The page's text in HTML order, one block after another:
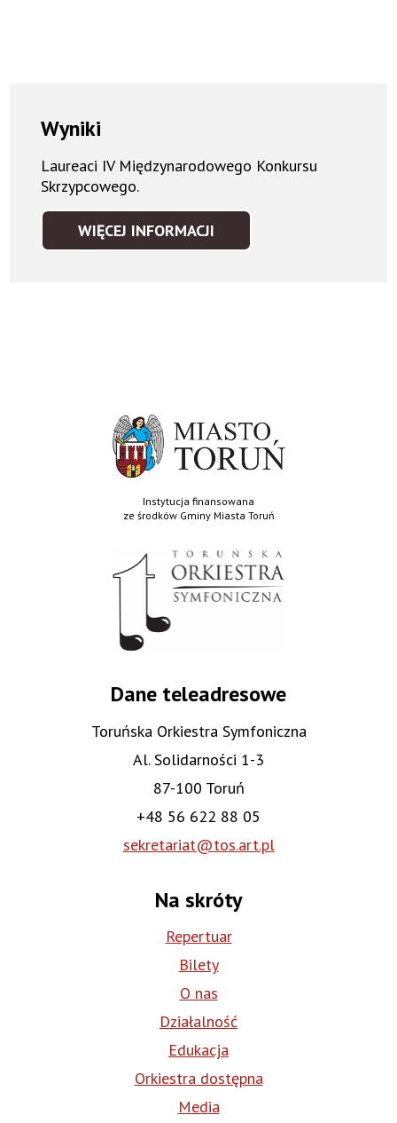
Wyniki
Laureaci IV Międzynarodowego Konkursu
Skrzypcowego.
WIĘCEJ INFORMACJI
WYNIKI
Instytucja finansowana
ze środków Gminy Miasta Toruń
Dane teleadresowe
Toruńska Orkiestra Symfoniczna
Al. Solidarności 1-3
87-100 Toruń
+48 56 622 88 05
sekretariat@tos.art.pl
Na skróty
Repertuar
Bilety
O nas
Działalność
Edukacja
Orkiestra dostępna
Media